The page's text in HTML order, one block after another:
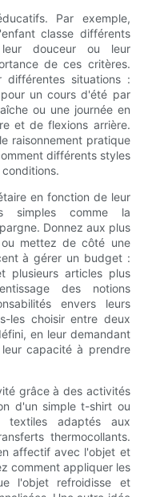
Par exemple,
classe différents
douceur ou leur
de ces critères.
situations :
un cours d'été par
ou une journée en
et de flexions arrière.
raisonnement pratique
différents styles
en fonction de leur
simples comme la
Donnez aux plus
mettez de côté une
à gérer un budget :
plusieurs articles plus
des notions
envers leurs
les choisir entre deux
en leur demandant
capacité à prendre
grâce à des activités
d'un simple t-shirt ou
adaptés aux
thermocollants.
affectif avec l'objet et
comment appliquer les
l'objet refroidisse et